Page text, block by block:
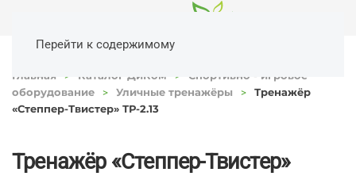
Перейти к содержимому
Главная Каталог ДиКом
Спортивно - игровое
оборудование
Уличные тренажёры
Тренажёр
«Степпер-Твистер» ТР-2.13
Тренажёр «Степпер-Твистер»